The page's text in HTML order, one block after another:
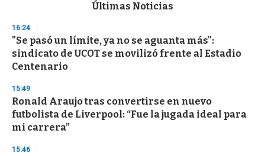
d
s
o
f
3
s
e
c
o
n
Últimas Noticias
16:24
"Se pasó un límite, ya no se aguanta más":
sindicato de UCOT se movilizó frente al Estadio
Centenario
15:49
Ronald Araujo tras convertirse en nuevo
futbolista de Liverpool: “Fue la jugada ideal para
mi carrera”
15:46